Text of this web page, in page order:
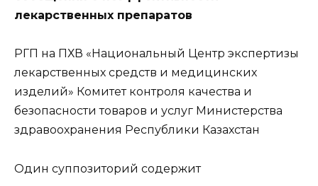
лекарственных препаратов
РГП на ПХВ «Национальный Центр экспертизы
лекарственных средств и медицинских
изделий» Комитет контроля качества и
безопасности товаров и услуг Министерства
здравоохранения Республики Казахстан
Один суппозиторий содержит